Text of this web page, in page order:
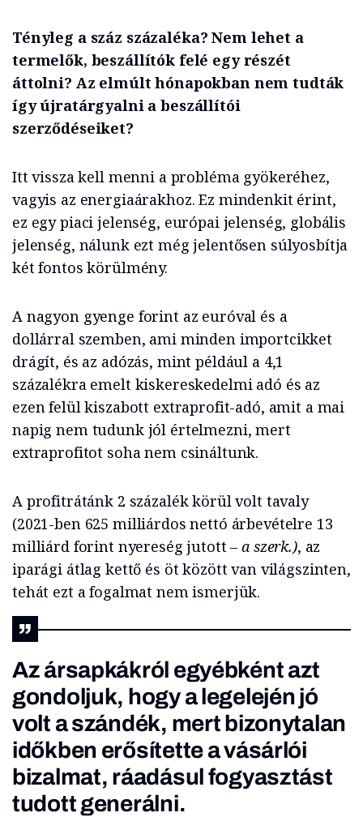
Tényleg a száz százaléka? Nem lehet a
termelők, beszállítók felé egy részét
áttolni? Az elmúlt hónapokban nem tudták
így újratárgyalni a beszállítói
szerződéseiket?
Itt vissza kell menni a probléma gyökeréhez,
vagyis az energiaárakhoz. Ez mindenkit érint,
ez egy piaci jelenség, európai jelenség, globális
jelenség, nálunk ezt még jelentősen súlyosbítja
két fontos körülmény.
A nagyon gyenge forint az euróval és a
dollárral szemben, ami minden importcikket
drágít, és az adózás, mint például a 4,1
százalékra emelt kiskereskedelmi adó és az
ezen felül kiszabott extraprofit-adó, amit a mai
napig nem tudunk jól értelmezni, mert
extraprofitot soha nem csináltunk.
A profitrátánk 2 százalék körül volt tavaly
(2021-ben 625 milliárdos nettó árbevételre 13
milliárd forint nyereség jutott– a szerk.), az
iparági átlag kettő és öt között van világszinten,
tehát ezt a fogalmat nem ismerjük.
Az ársapkákról egyébként azt
gondoljuk, hogy a legelején jó
volt a szándék, mert bizonytalan
időkben erősítette a vásárlói
bizalmat, ráadásul fogyasztást
tudott generálni.